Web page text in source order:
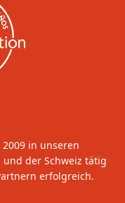
in unseren
der Schweiz tätig
erfolgreich.